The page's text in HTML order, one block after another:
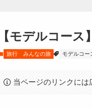
【モデルコー
旅行 みんなの旅 モデルコー
当ページのリンクには